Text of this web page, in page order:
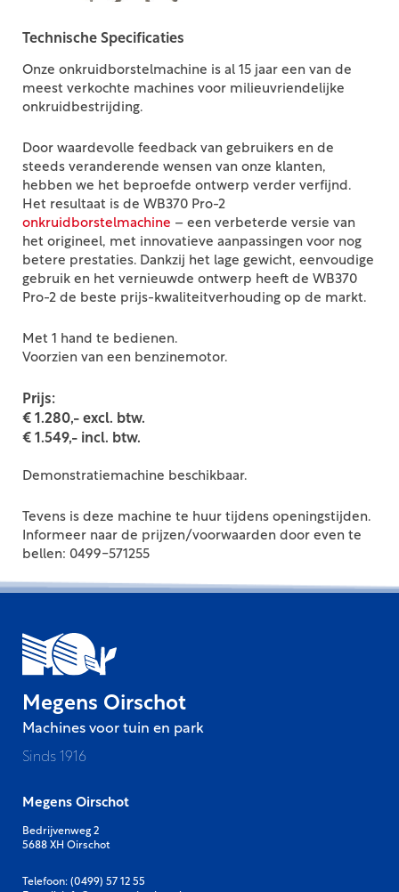
Technische Specificaties
Onze onkruidborstelmachine is al 15 jaar een van de
meest verkochte machines voor milieuvriendelijke
onkruidbestrijding.
Door waardevolle feedback van gebruikers en de
steeds veranderende wensen van onze klanten,
hebben we het beproefde ontwerp verder verfijnd.
Het resultaat is de WB370 Pro-2
onkruidborstelmachine – een verbeterde versie van
het origineel, met innovatieve aanpassingen voor nog
betere prestaties. Dankzij het lage gewicht, eenvoudige
gebruik en het vernieuwde ontwerp heeft de WB370
Pro-2 de beste prijs-kwaliteitverhouding op de markt.
Met 1 hand te bedienen.
Voorzien van een benzinemotor.
Prijs:
€ 1.280,- excl. btw.
€ 1.549,- incl. btw.
Demonstratiemachine beschikbaar.
Tevens is deze machine te huur tijdens openingstijden.
Informeer naar de prijzen/voorwaarden door even te
bellen: 0499-571255
Megens Oirschot
Machines voor tuin en park
Sinds 1916
Megens Oirschot
Bedrijvenweg 2
5688 XH Oirschot
Telefoon: (0499) 57 12 55